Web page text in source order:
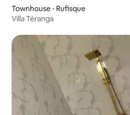
Townhouse ⋅ Rufisque
Villa Téranga